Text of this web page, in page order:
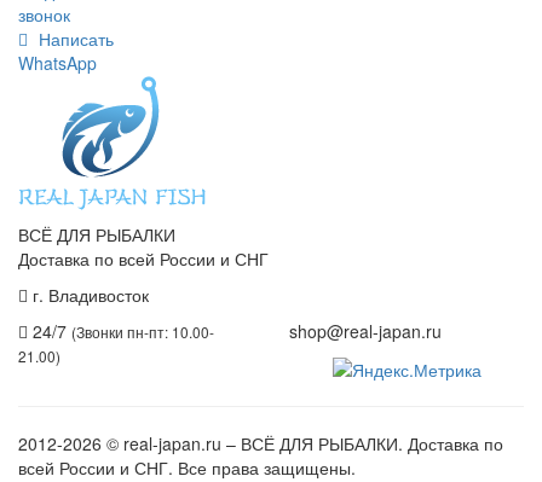
звонок
Написать
WhatsApp
ВСЁ ДЛЯ РЫБАЛКИ
Доставка по всей России и СНГ
г. Владивосток
24/7 (Звонки пн-пт: 10.00-
21.00)
shop@real-japan.ru
2012-2026 © real-japan.ru – ВСЁ ДЛЯ РЫБАЛКИ. Доставка по
всей России и СНГ. Все права защищены.